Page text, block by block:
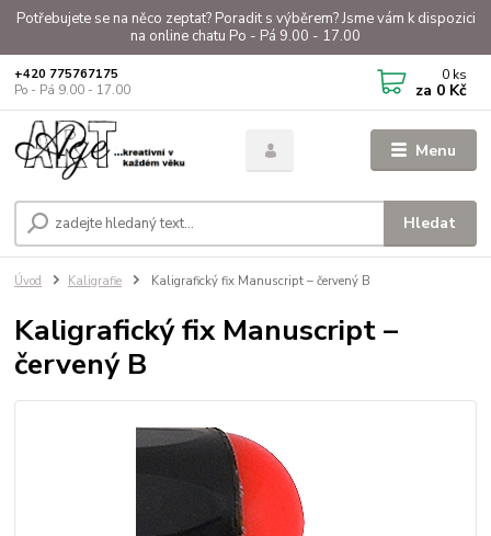
Potřebujete se na něco zeptat? Poradit s výběrem? Jsme vám k dispozici
na online chatu Po - Pá 9.00 - 17.00
Menu
Hledat
+420 775767175
Po - Pá 9.00 - 17.00
0 ks
za 0 Kč
Úvod Kaligrafie Kaligrafický fix Manuscript – červený B
Kaligrafický fix Manuscript –
červený B